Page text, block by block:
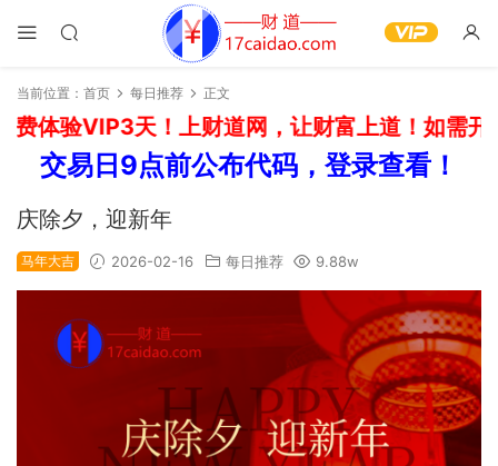
当前位置： 首页 每日推荐 正文
体验VIP3天！上财道网，让财富上道！如需开
交易日9点前公布代码，登录查看！
庆除夕，迎新年
马年大吉 2026-02-16 每日推荐 9.88w